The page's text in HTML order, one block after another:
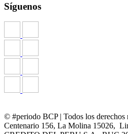
Síguenos
© #periodo BCP | Todos los derechos
Centenario 156, La Molina 15026,